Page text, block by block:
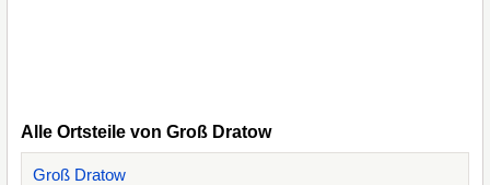
Alle Ortsteile von Groß Dratow
Groß Dratow